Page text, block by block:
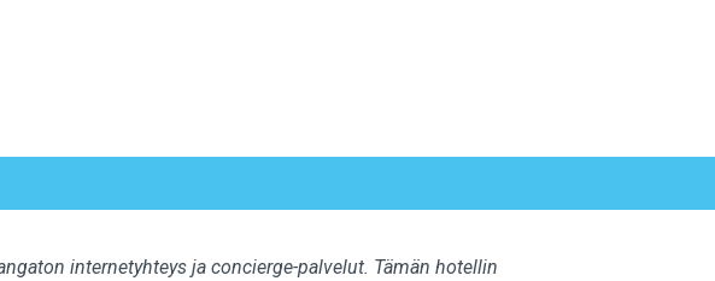
internetyhteys ja concierge-palvelut. Tämän hotellin